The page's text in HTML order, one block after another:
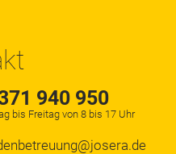
940 950
bis Freitag von 8 bis 17 Uhr